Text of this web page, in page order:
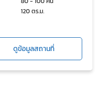
120 ตร.ม.
ดูข้อมูลสถานที่